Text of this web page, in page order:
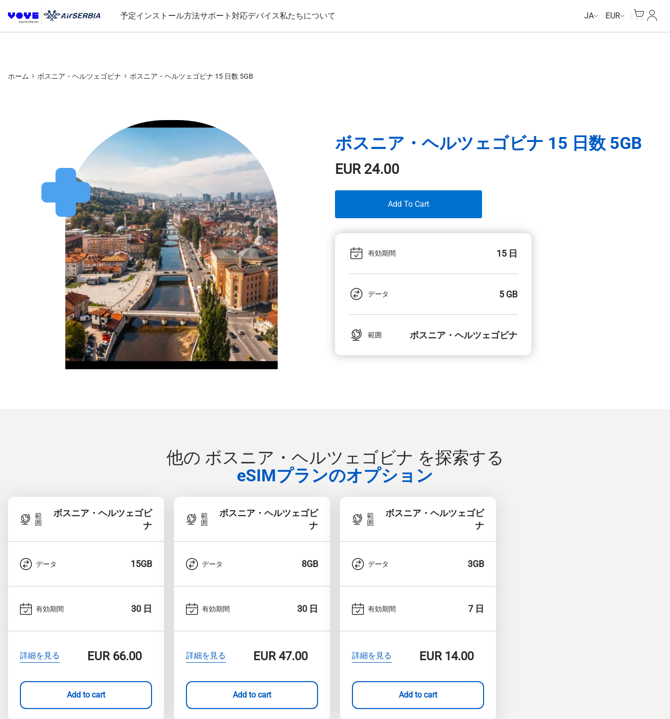
予定インストール方法サポート 対応デバイス私たちについて JA EUR
マイ
ホーム ボスニア・ヘルツェゴビナ ボスニア・ヘルツェゴビナ 15 日数 5GB
ボスニア・ヘルツェゴビナ 15 日数 5GB
EUR24.00
Add To Cart
有効期間 15 日
データ 5 GB
範囲 ボスニア・ヘルツェゴビナ
他の ボスニア・ヘルツェゴビナ を探索する
eSIMプランのオプション
範
囲
ボスニア・ヘルツェゴビ
ナ
データ 15GB
有効期間 30 日
詳細を見る EUR66.00
Add to cart
範
囲
ボスニア・ヘルツェゴビ
ナ
データ 8GB
有効期間 30 日
詳細を見る EUR47.00
Add to cart
範
囲
ボスニア・ヘルツェゴビ
ナ
データ 3GB
有効期間 7 日
詳細を見る EUR14.00
Add to cart